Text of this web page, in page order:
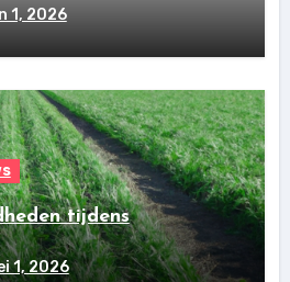
1, 2026
tijdens
1, 2026